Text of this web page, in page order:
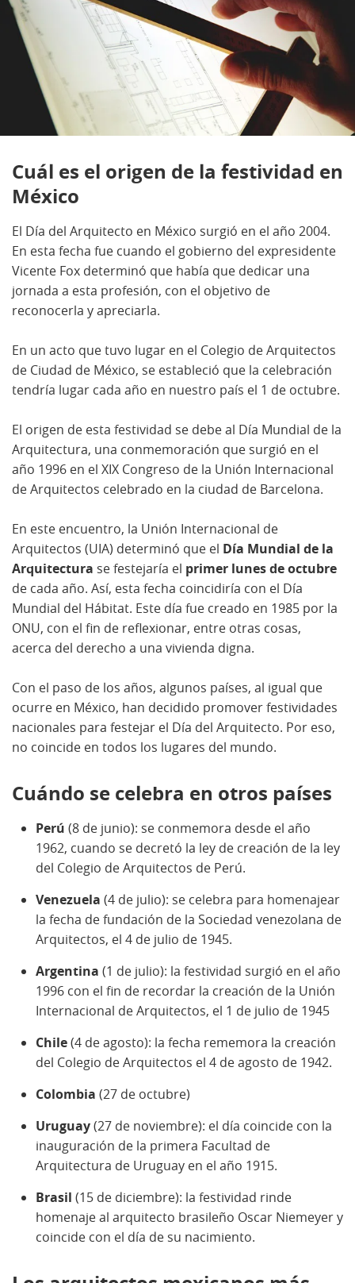
Cuál es el origen de la festividad en
México
El Día del Arquitecto en México surgió en el año 2004.
En esta fecha fue cuando el gobierno del expresidente
Vicente Fox determinó que había que dedicar una
jornada a esta profesión, con el objetivo de
reconocerla y apreciarla.
En un acto que tuvo lugar en el Colegio de Arquitectos
de Ciudad de México, se estableció que la celebración
tendría lugar cada año en nuestro país el 1 de octubre.
El origen de esta festividad se debe al Día Mundial de la
Arquitectura, una conmemoración que surgió en el
año 1996 en el XIX Congreso de la Unión Internacional
de Arquitectos celebrado en la ciudad de Barcelona.
En este encuentro, la Unión Internacional de
Arquitectos (UIA) determinó que el Día Mundial de la
Arquitectura se festejaría el primer lunes de octubre
de cada año. Así, esta fecha coincidiría con el Día
Mundial del Hábitat. Este día fue creado en 1985 por la
ONU, con el fin de reflexionar, entre otras cosas,
acerca del derecho a una vivienda digna.
Con el paso de los años, algunos países, al igual que
ocurre en México, han decidido promover festividades
nacionales para festejar el Día del Arquitecto. Por eso,
no coincide en todos los lugares del mundo.
Cuándo se celebra en otros países
Perú (8 de junio): se conmemora desde el año
1962, cuando se decretó la ley de creación de la ley
del Colegio de Arquitectos de Perú.
Venezuela (4 de julio): se celebra para homenajear
la fecha de fundación de la Sociedad venezolana de
Arquitectos, el 4 de julio de 1945.
Argentina (1 de julio): la festividad surgió en el año
1996 con el fin de recordar la creación de la Unión
Internacional de Arquitectos, el 1 de julio de 1945
Chile(4 de agosto): la fecha rememora la creación
del Colegio de Arquitectos el 4 de agosto de 1942.
Colombia (27 de octubre)
Uruguay(27 de noviembre): el día coincide con la
inauguración de la primera Facultad de
Arquitectura de Uruguay en el año 1915.
Brasil (15 de diciembre): la festividad rinde
homenaje al arquitecto brasileño Oscar Niemeyer y
coincide con el día de su nacimiento.